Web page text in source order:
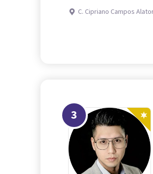
C. Cipriano Campos
3